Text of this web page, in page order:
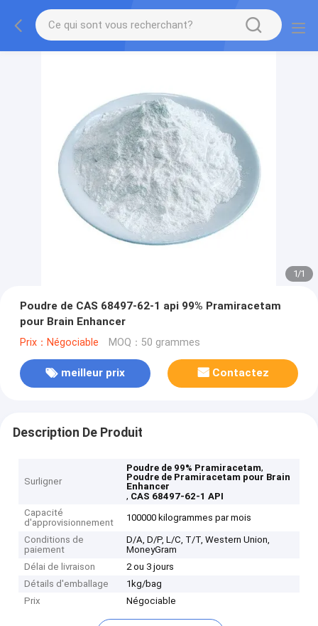
1/1
Poudre de CAS 68497-62-1 api 99% Pramiracetam
pour Brain Enhancer
Prix：Négociable MOQ：50 grammes
meilleur prix Contactez
Description De Produit
Surligner
Poudre de 99% Pramiracetam,
Poudre de Pramiracetam pour Brain
Enhancer
, CAS 68497-62-1 API
Capacité
d'approvisionnement
100000 kilogrammes par mois
Conditions de
paiement
D/A, D/P, L/C, T/T, Western Union,
MoneyGram
Délai de livraison
2 ou 3 jours
Détails d'emballage
1kg/bag
Prix
Négociable